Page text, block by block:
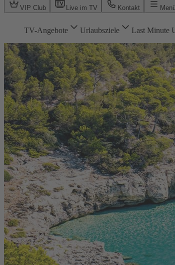
VIP Club Live im TV Kontakt
TV-Angebote Urlaubsziele Last Minute